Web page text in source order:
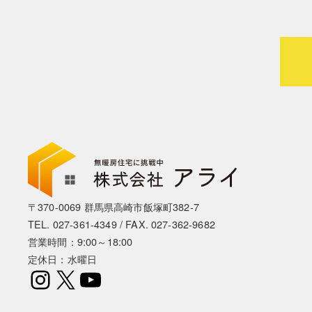
〒370-0069 群馬県高崎市飯塚町382-7
TEL. 027-361-4349/ FAX. 027-362-9682
営業時間：9:00～18:00
定休日：水曜日
Instagram
X YouTube